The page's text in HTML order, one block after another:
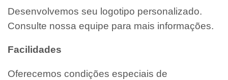
Desenvolvemos seu logotipo personalizado.
Consulte nossa equipe para mais informações.
Facilidades
Oferecemos condições especiais de